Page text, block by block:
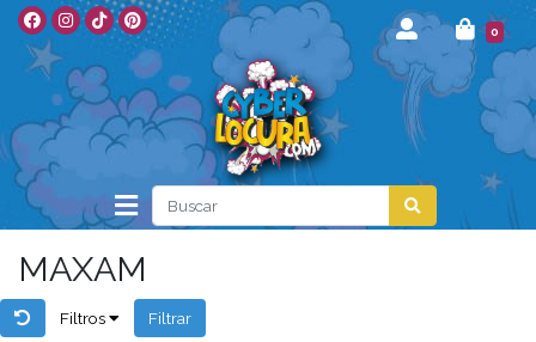
0
MAXAM
Filtros Filtrar